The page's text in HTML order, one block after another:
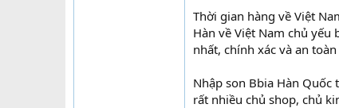
Thời gian hàng về Việt
Hàn về Việt Nam chủ
nhất, chính xác và an
Nhập son Bbia Hàn
rất nhiều chủ shop, chủ